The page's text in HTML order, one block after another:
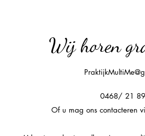
Wij horen
PraktijkMultiMe
0468/ 21
Of u mag ons contacteren